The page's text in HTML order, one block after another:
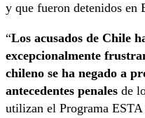
y que fueron detenidos en
“Los acusados de Chile
excepcionalmente
chileno se ha negado a
antecedentes penales de
utilizan el Programa